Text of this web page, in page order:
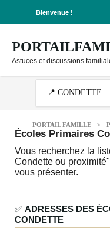
Bienvenue !
Astuces et discussions
PORTAIL FAMILLE >
Écoles Primaires
Vous recherchez la
Condette ou
vous présenter.
✅ ADRESSES DES
CONDETTE